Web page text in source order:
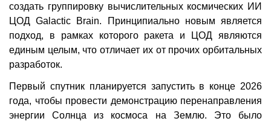
создать группировку вычислительных космических ИИ
ЦОД Galactic Brain. Принципиально новым является
подход, в рамках которого ракета и ЦОД являются
единым целым, что отличает их от прочих орбитальных
разработок.
Первый спутник планируется запустить в конце 2026
года, чтобы провести демонстрацию перенаправления
энергии Солнца из космоса на Землю. Это было